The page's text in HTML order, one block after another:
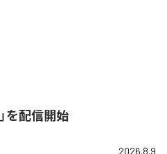
を配信開始
2026.8.9